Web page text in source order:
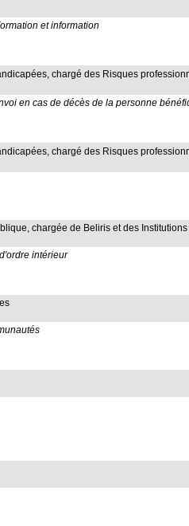
et information
chargé des Risques
en cas de décès de la personne
chargé des Risques
chargée de Beliris et des
intérieur